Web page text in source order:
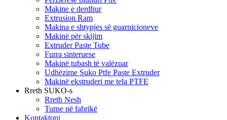
Makine e derdhur
Extrusion Ram
Makina e shtypjes së guarnicioneve
Makinë për skijim
Extruder Paste Tube
Furra sinteruese
Makinë tubash të valëzuar
Udhëzime Suko Ptfe Paste Extruder
Makinë ekstruderi me tela PTFE
Rreth SUKO-s
Rreth Nesh
Turne në fabrikë
Kontaktoni